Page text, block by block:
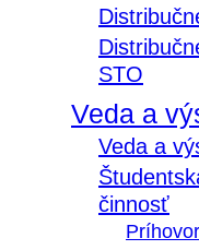
STO
Veda a
Veda a
činnosť
Príhovor